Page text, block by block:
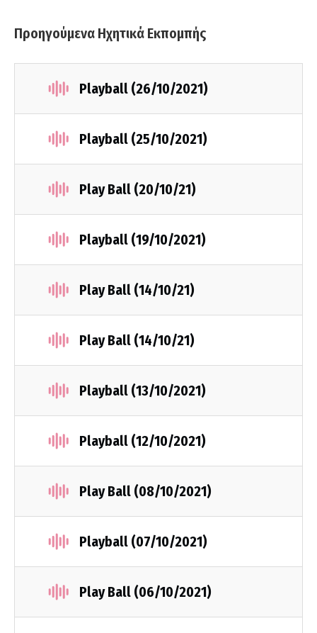
Προηγούμενα Ηχητικά Εκπομπής
Playball (26/10/2021)
Playball (25/10/2021)
Play Ball (20/10/21)
Playball (19/10/2021)
Play Ball (14/10/21)
Play Ball (14/10/21)
Playball (13/10/2021)
Playball (12/10/2021)
Play Ball (08/10/2021)
Playball (07/10/2021)
Play Ball (06/10/2021)